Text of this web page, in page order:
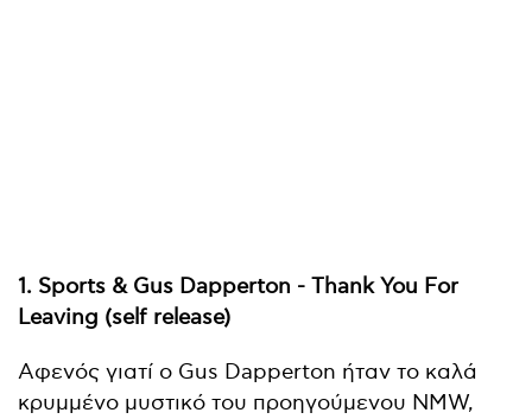
1. Sports & Gus Dapperton - Thank You For
Leaving (self release)
Αφενός γιατί ο Gus Dapperton ήταν το καλά
κρυμμένο μυστικό του προηγούμενου NMW,